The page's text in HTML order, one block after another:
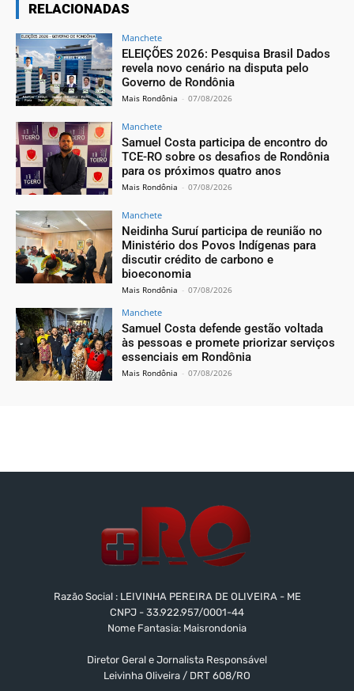
RELACIONADAS
Manchete
ELEIÇÕES 2026: Pesquisa Brasil Dados
revela novo cenário na disputa pelo
Governo de Rondônia
Mais Rondônia - 07/08/2026
Manchete
Samuel Costa participa de encontro do
TCE-RO sobre os desafios de Rondônia
para os próximos quatro anos
Mais Rondônia - 07/08/2026
Manchete
Neidinha Suruí participa de reunião no
Ministério dos Povos Indígenas para
discutir crédito de carbono e
bioeconomia
Mais Rondônia - 07/08/2026
Manchete
Samuel Costa defende gestão voltada
às pessoas e promete priorizar serviços
essenciais em Rondônia
Mais Rondônia - 07/08/2026
Razão Social : LEIVINHA PEREIRA DE OLIVEIRA - ME
CNPJ - 33.922.957/0001-44
Nome Fantasia: Maisrondonia
Diretor Geral e Jornalista Responsável
Leivinha Oliveira / DRT 608/RO